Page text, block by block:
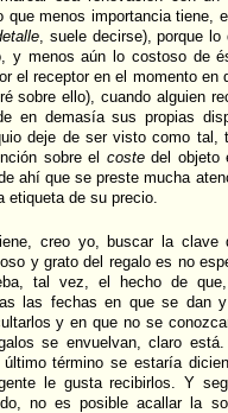
que menos importancia tiene,
, suele decirse), porque
y menos aún lo costoso de
el receptor en el momento
sobre ello), cuando alguien
en demasía sus propias
deje de ser visto como tal,
sobre el costedel objeto
ahí que se preste mucha
etiqueta de su precio.
creo yo, buscar la
y grato del regalo es no
tal vez, el hecho de que,
las fechas en que se dan
y en que no se
se envuelvan, claro
término se estaría
le gusta recibirlos. Y
no es posible acallar la